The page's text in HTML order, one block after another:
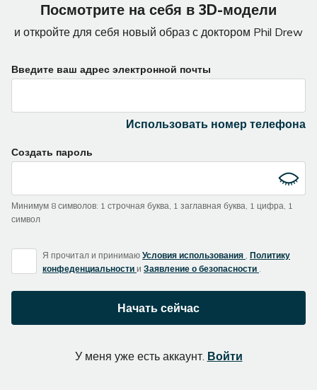
Посмотрите на себя в 3D-модели
и откройте для себя новый образ с доктором Phil Drew
If
a
ignore
this
Введите ваш адрес электронной почты
Использовать номер телефона
Создать пароль
Минимум 8 символов: 1 строчная буква, 1 заглавная буква, 1 цифра, 1
символ
Я прочитал и принимаю Условия использования , Политику
конфеденциальности и Заявление о безопасности .
Начать сейчас
У меня уже есть аккаунт. Войти